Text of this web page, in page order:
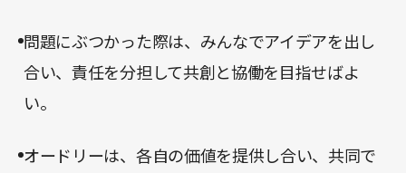
問題にぶつかった際は、みんなでアイデアを出し
合い、責任を分担して共創と協働を目指せばよ
い。
オードリーは、各自の価値を提供し合い、共同で